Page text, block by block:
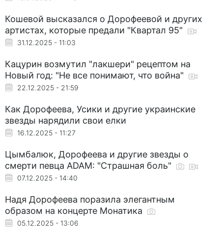
Кошевой высказался о Дорофеевой и других
артистах, которые предали "Квартал 95"
31.12.2025 - 11:03
Кацурин возмутил "лакшери" рецептом на
Новый год: "Не все понимают, что война"
22.12.2025 - 21:59
Как Дорофеева, Усики и другие украинские
звезды нарядили свои елки
16.12.2025 - 11:27
Цымбалюк, Дорофеева и другие звезды о
смерти певца ADAM: "Страшная боль"
07.12.2025 - 14:40
Надя Дорофеева поразила элегантным
образом на концерте Монатика
05.12.2025 - 13:06